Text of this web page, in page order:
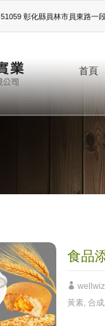
51059 彰化縣員林市員東路一
首頁
食品
wellwiz
黃素, 合